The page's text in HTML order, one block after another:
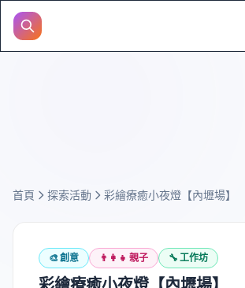
首頁 探索活動 彩繪療癒小夜燈【內壢場】
🎨創意 👨‍👩‍👧 親子 🔧工作坊